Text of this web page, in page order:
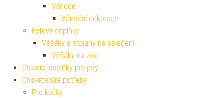
Vánoce
Vánoční dekorace
Bytové doplňky
Věšáky a stojany na oblečení
Věšáky na zeď
Chladící doplňky pro psy
Chovatelské potřeby
Pro kočky